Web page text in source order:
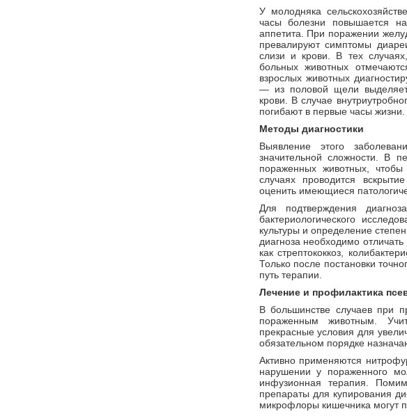
У молодняка
часы болезни повышается
аппетита. При поражении
превалируют симптомы
слизи и крови. В тех
больных животных
взрослых животных
— из половой щели
крови. В случае
погибают в первые часы жизни.
Методы диагностики
Выявление этого
значительной сложности. В
пораженных животных, чтобы
случаях проводится
оценить имеющиеся
Для подтверждения
бактериологического
культуры и определение
диагноза необходимо
как стрептококкоз,
Только после постановки
путь терапии.
Лечение и профилактика
В большинстве случаев при
пораженным животным.
прекрасные условия для
обязательном порядке
Активно применяются
нарушении у пораженного
инфузионная терапия.
препараты для купирования
микрофлоры кишечника могут